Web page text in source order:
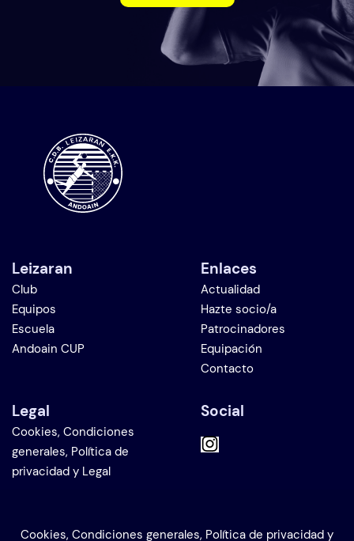
Leizaran
Club
Equipos
Escuela
Andoain CUP
Enlaces
Actualidad
Hazte socio/a
Patrocinadores
Equipación
Contacto
Legal
Cookies, Condiciones
generales, Política de
privacidad y Legal
Social
Cookies, Condiciones generales, Política de privacidad y